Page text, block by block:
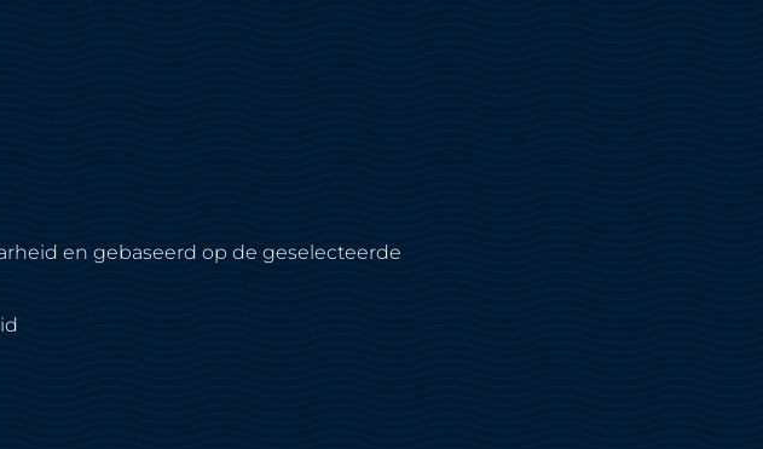
en gebaseerd op de geselecteerde